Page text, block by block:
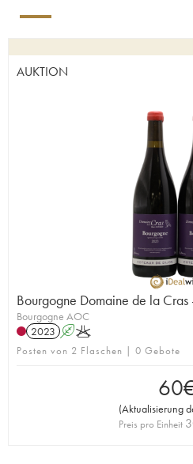
AUKTION
Bourgogne Domaine de la
Bourgogne AOC
2023 AK
Posten von 2 Flaschen | 0 Gebote
60
(Aktualisierung
Preis pro Einheit